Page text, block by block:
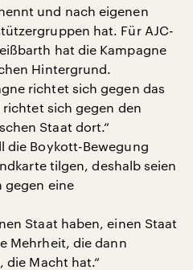
und nach eigenen
hat. Für AJC-
hat die Kampagne
Hintergrund.
richtet sich gegen das
sich gegen den
Staat dort.“
die Boykott-Bewegung
tilgen, deshalb seien
gegen eine
Staat haben, einen Staat
Mehrheit, die dann
die Macht hat.“